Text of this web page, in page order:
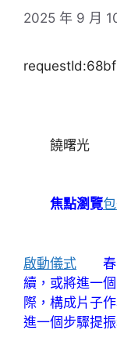
2025 年 9 月
饒曙光
焦點瀏覽
啟動儀式 春節
續，或將進一
際，構成片子
進一個步驟提